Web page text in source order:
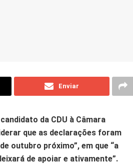
Enviar
da CDU à Câmara
que as declarações foram
outubro próximo”, em que “a
de apoiar e ativamente”.